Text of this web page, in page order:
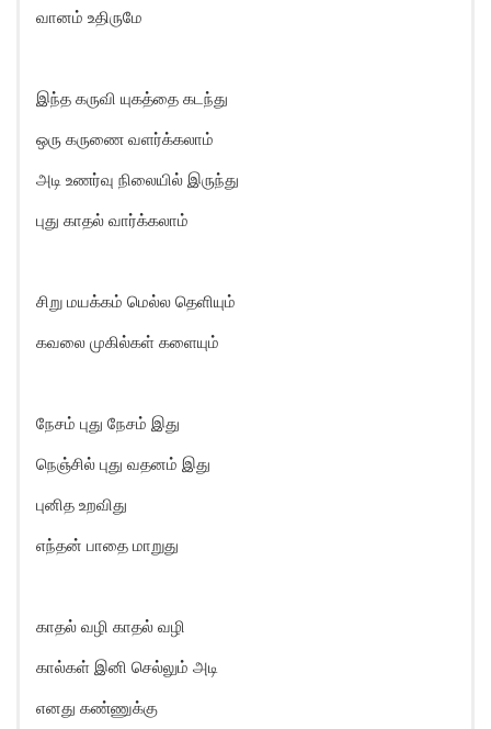
வானம் உதிருமே
இந்த கருவி யுகத்தை கடந்து
ஒரு கருணை வளர்க்கலாம்
அடி உணர்வு நிலையில் இருந்து
புது காதல் வார்க்கலாம்
சிறு மயக்கம் மெல்ல தெளியும்
கவலை முகில்கள் களையும்
நேசம் புது நேசம் இது
நெஞ்சில் புது வதனம் இது
புனித உறவிது
எந்தன் பாதை மாறுது
காதல் வழி காதல் வழி
கால்கள் இனி செல்லும் அடி
எனது கண்ணுக்கு